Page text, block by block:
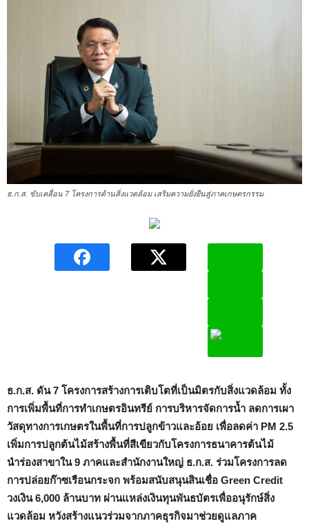
ธ.ก.ส. ขับเคลื่อน 7 โครงการด้านสิ่งแวดล้อม เสริมความยั่งยืนสู่ภาคเกษตรกรรม
ธ.ก.ส. ดัน 7 โครงการสร้างการเติบโตที่เป็นมิตรกับสิ่งแวดล้อม ทั้ง
การเพิ่มพื้นที่การทำเกษตรอินทรีย์ การบริหารจัดการน้ำ ลดการเผา
วัสดุทางการเกษตรในพื้นที่การปลูกข้าวและอ้อย เพื่อลดค่า PM 2.5
เพิ่มการปลูกต้นไม้สร้างพื้นที่สีเขียวกับโครงการธนาคารต้นไม้
นำร่องสาขาใน 9 ภาคและสำนักงานใหญ่ ธ.ก.ส. ร่วมโครงการลด
การปล่อยก๊าซเรือนกระจก พร้อมสนับสนุนสินเชื่อ Green Credit
วงเงิน 6,000 ล้านบาท ผ่านแหล่งเงินทุนพันธบัตรเพื่ออนุรักษ์สิ่ง
แวดล้อม หวังสร้างแนวร่วมจากภาคธุรกิจมาช่วยดูแลภาค